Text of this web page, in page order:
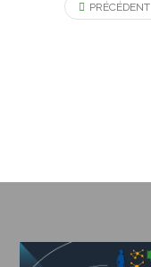
PRÉCÉDENT